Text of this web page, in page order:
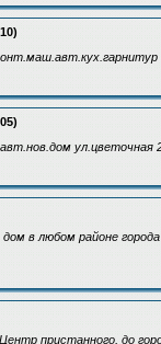
ул.цветочная
в любом районе
пристанного, до